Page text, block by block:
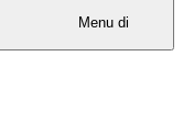
Menu di